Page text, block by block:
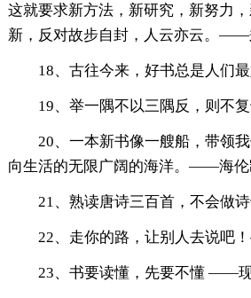
这就要求新方法，新研究，新努力
新，反对故步自封，人云亦云。——
18、古往今来，好书总是人们最
19、举一隅不以三隅反，则不复
20、一本新书像一艘船，带领
向生活的无限广阔的海洋。——海伦
21、熟读唐诗三百首，不会做
22、走你的路，让别人去说吧
23、书要读懂，先要不懂 ——